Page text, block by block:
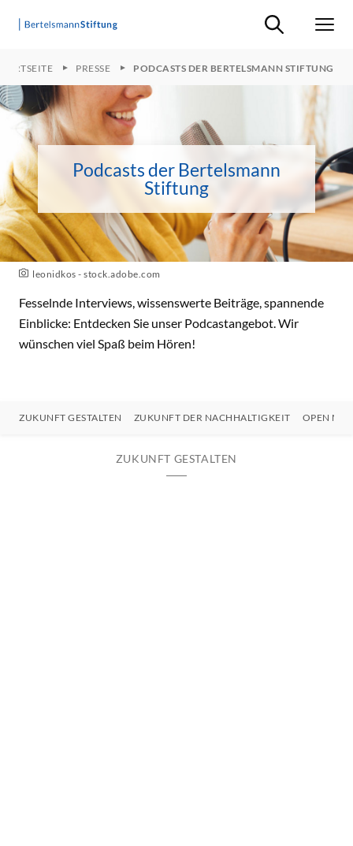
Suche ein-/
PRESSE PODCASTS DER BERTELSMANN STIFTUNG
leonidkos - stock.adobe.com
Podcasts der Bertelsmann
Stiftung
Fesselnde Interviews, wissenswerte Beiträge, spannende
Einblicke: Entdecken Sie unser Podcastangebot. Wir
wünschen viel Spaß beim Hören!
ZUKUNFT GESTALTEN ZUKUNFT DER NACHHALTIGKEIT OPEN
ZUKUNFT GESTALTEN